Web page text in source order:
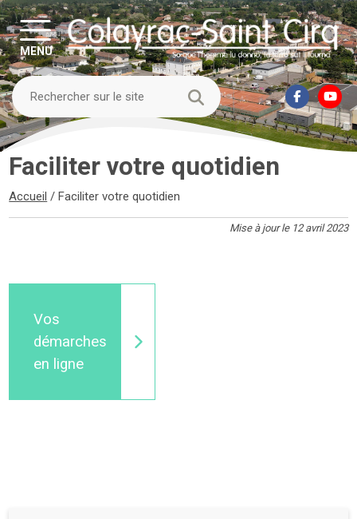
MENU
Faciliter votre quotidien
Accueil /Faciliter votre quotidien
Mise à jour le 12 avril 2023
Vos
démarches
en ligne